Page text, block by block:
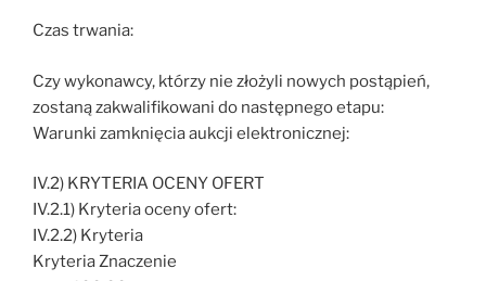
Czas trwania:
Czy wykonawcy, którzy nie złożyli nowych postąpień,
zostaną zakwalifikowani do następnego etapu:
Warunki zamknięcia aukcji elektronicznej:
IV.2) KRYTERIA OCENY OFERT
IV.2.1) Kryteria oceny ofert:
IV.2.2) Kryteria
Kryteria Znaczenie